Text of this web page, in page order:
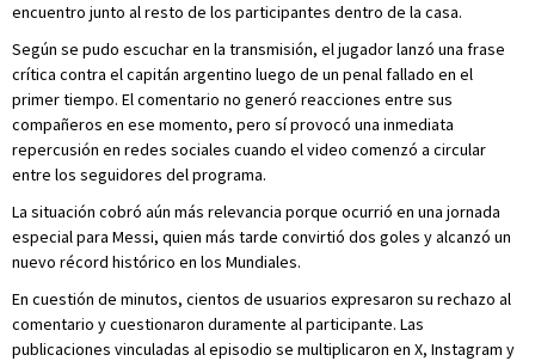
encuentro junto al resto de los participantes dentro de la casa.
Según se pudo escuchar en la transmisión, el jugador lanzó una frase
crítica contra el capitán argentino luego de un penal fallado en el
primer tiempo. El comentario no generó reacciones entre sus
compañeros en ese momento, pero sí provocó una inmediata
repercusión en redes sociales cuando el video comenzó a circular
entre los seguidores del programa.
La situación cobró aún más relevancia porque ocurrió en una jornada
especial para Messi, quien más tarde convirtió dos goles y alcanzó un
nuevo récord histórico en los Mundiales.
En cuestión de minutos, cientos de usuarios expresaron su rechazo al
comentario y cuestionaron duramente al participante. Las
publicaciones vinculadas al episodio se multiplicaron en X, Instagram y